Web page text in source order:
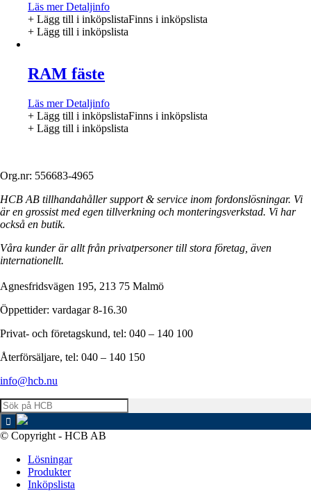
Läs merDetaljinfo
+ Lägg till i inköpslistaFinns i inköpslista
+ Lägg till i inköpslista
RAM fäste
Läs merDetaljinfo
+ Lägg till i inköpslistaFinns i inköpslista
+ Lägg till i inköpslista
Org.nr: 556683-4965
HCB AB tillhandahåller support & service inom fordonslösningar. Vi
är en grossist med egen tillverkning och monteringsverkstad. Vi har
också en butik.
Våra kunder är allt från privatpersoner till stora företag, även
internationellt.
Agnesfridsvägen 195, 213 75 Malmö
Öppettider: vardagar 8-16.30
Privat- och företagskund, tel: 040 – 140 100
Återförsäljare, tel: 040 – 140 150
info@hcb.nu
© Copyright - HCB AB
Lösningar
Produkter
Inköpslista